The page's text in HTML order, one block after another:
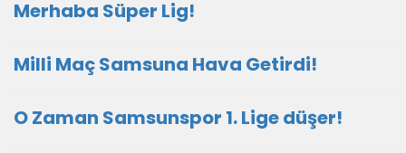
Merhaba Süper Lig!
Milli Maç Samsuna Hava Getirdi!
O Zaman Samsunspor 1. Lige düşer!